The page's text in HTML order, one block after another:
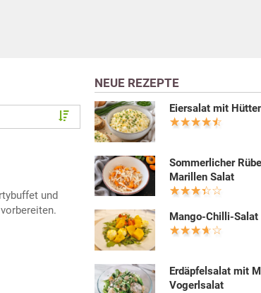
und
NEUE REZEPTE
Eiersalat mit
Sommerlicher
Marillen Salat
Mango-Chilli-Salat
Erdäpfelsalat mit
Vogerlsalat